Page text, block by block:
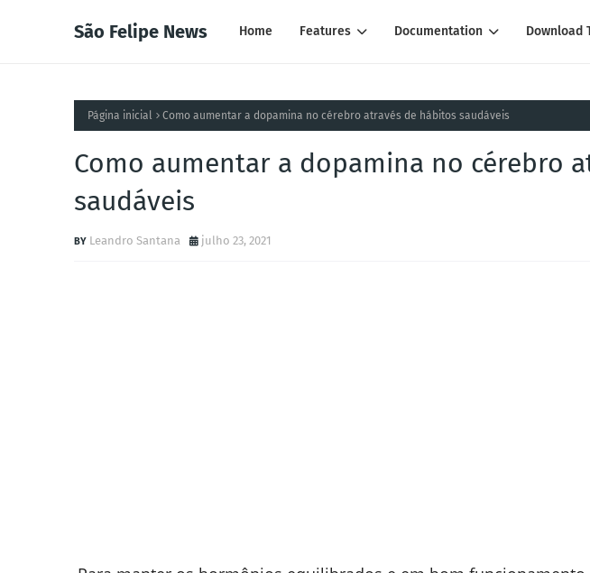
São Felipe News Home Features Documentation Download
Página inicial Como aumentar a dopamina no cérebro através de hábitos saudáveis
Como aumentar a dopamina no cérebro
saudáveis
Leandro Santana julho 23, 2021